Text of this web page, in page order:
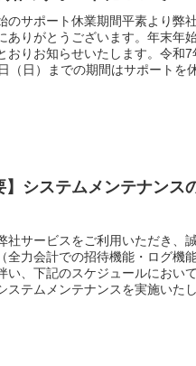
のサポート休業期間平素より弊
ありがとうございます。年末年
おりお知らせいたします。令和
（日）までの期間はサポートを
】システムメンテナンス
社サービスをご利用いただき、
全力会計での招待機能・ログ機
い、下記のスケジュールにおい
ステムメンテナンスを実施いた